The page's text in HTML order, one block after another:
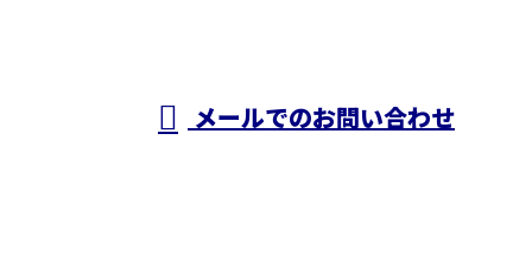
メールでのお問い合わせ